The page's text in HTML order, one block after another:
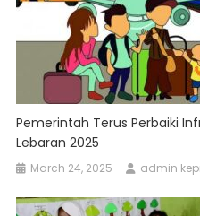
Pemerintah Terus Perbaiki
Lebaran 2025
March 24, 2025 admin